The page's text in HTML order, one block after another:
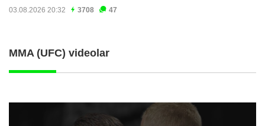
03.08.2026 20:32 3708 47
MMA (UFC) videolar